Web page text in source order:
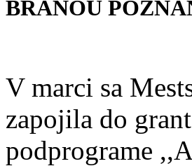
BRÁNOU
V marci sa
zapojila do
podprograme